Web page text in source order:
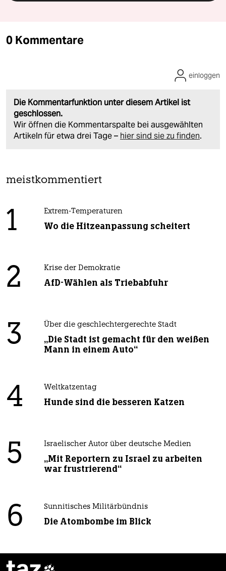
0 Kommentare
Die Kommentarfunktion unter diesem Artikel ist
geschlossen.
Wir öffnen die Kommentarspalte bei ausgewählten
Artikeln für etwa drei Tage – hier sind sie zu finden.
einloggen
meistkommentiert
1 Extrem-Temperaturen
Wo die Hitzeanpassung scheitert
2 Krise der Demokratie
AfD-Wählen als Triebabfuhr
3 Über die geschlechtergerechte Stadt
„Die Stadt ist gemacht für den weißen
Mann in einem Auto“
4 Weltkatzentag
Hunde sind die besseren Katzen
5 Israelischer Autor über deutsche Medien
„Mit Reportern zu Israel zu arbeiten
war frustrierend“
6 Sunnitisches Militärbündnis
Die Atombombe im Blick